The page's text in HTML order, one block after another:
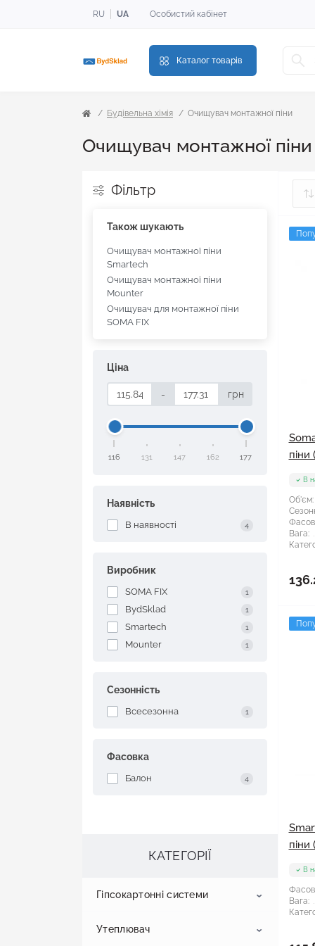
RU UA Особистий кабінет
Каталог товарів
Будівельна хімія Очищувач монтажної піни
Очищувач монтажної піни
Фільтр
Також шукають
Очищувач монтажної піни
Smartech
Очищувач монтажної піни
Mounter
Очищувач для монтажної піни
SOMA FIX
Ціна
- грн
116 131 147 162 177
Наявність
В наявності 4
Виробник
SOMA FIX 1
BydSklad 1
Smartech 1
Mounter 1
Сезонність
Всесезонна 1
Фасовка
Балон 4
КАТЕГОРІЇ
Гіпсокартонні системи
Гіпсокартон
Утеплювач
піни
В
Об'єм:
Вага:
піни
В
Вага: